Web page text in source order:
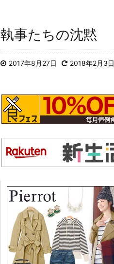
執事たちの沈黙
2017年8月27日 2018年2月3日